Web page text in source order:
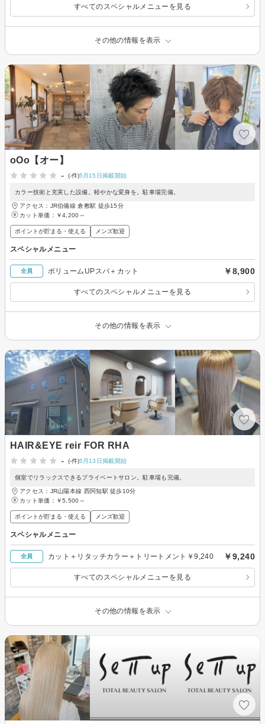
すべてのスペシャルメニューを見る
その他の情報を表示
oOo【オー】
-
(-件)5月15日掲載開始
カラー技術と充実した設備。軽やかな変身を。駐車場完備。
アクセス：JR伯備線 倉敷駅 徒歩15分
カット単価： ￥4,200～
ポイントが貯まる・使える メンズ歓迎
スペシャルメニュー
全員 ボリュームUPスパ＋カット ￥8,900
すべてのスペシャルメニューを見る
その他の情報を表示
HAIR&EYE reir FOR RHA
-
(-件)5月13日掲載開始
個室でリラックスできるプライベートサロン。駐車場も完備。
アクセス：JR山陽本線 西阿知駅 徒歩10分
カット単価： ￥5,500～
ポイントが貯まる・使える メンズ歓迎
スペシャルメニュー
全員 カット＋リタッチカラー＋トリートメント￥9,240 ￥9,240
すべてのスペシャルメニューを見る
その他の情報を表示